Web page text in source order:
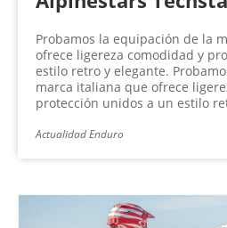
Probamos la equipación de la
ofrece ligereza comodidad y
estilo retro y elegante.
marca italiana que ofrece
protección unidos a un estilo
Actualidad Enduro